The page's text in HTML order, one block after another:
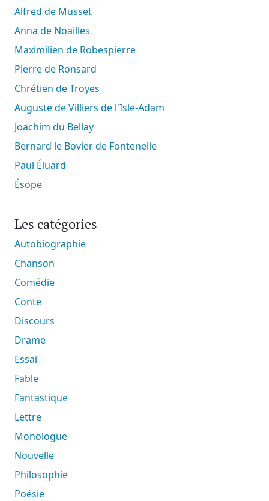
Alfred de Musset
Anna de Noailles
Maximilien de Robespierre
Pierre de Ronsard
Chrétien de Troyes
Auguste de Villiers de l'Isle-Adam
Joachim du Bellay
Bernard le Bovier de Fontenelle
Paul Éluard
Ésope
Les catégories
Autobiographie
Chanson
Comédie
Conte
Discours
Drame
Essai
Fable
Fantastique
Lettre
Monologue
Nouvelle
Philosophie
Poésie